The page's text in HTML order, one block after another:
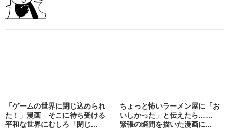
「ゲームの世界に閉じ込められ
た！」漫画 そこに待ち受ける
平和な世界にむしろ「閉じ...
ちょっと怖いラーメン屋に「お
いしかった」と伝えたら……
緊張の瞬間を描いた漫画に...